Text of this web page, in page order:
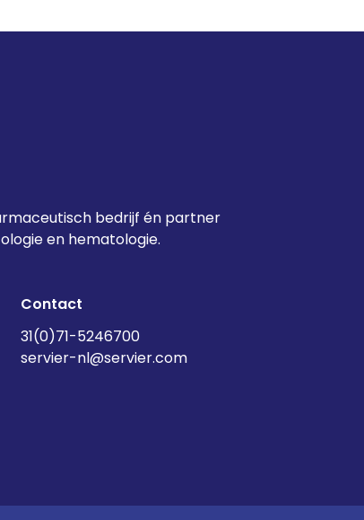
bedrijf én partner
en hematologie.
Contact
31(0)71-5246700
servier-nl@servier.com